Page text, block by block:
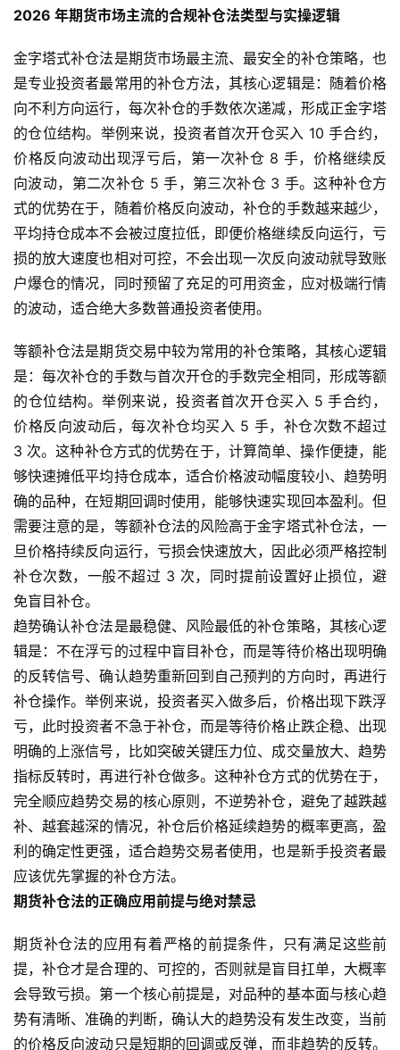
原
期
货
国
际
2026 年期货市场主流的合规补仓法类型与实操逻辑
金字塔式补仓法是期货市场最主流、最安全的补仓策略，也
是专业投资者最常用的补仓方法，其核心逻辑是：随着价格
向不利方向运行，每次补仓的手数依次递减，形成正金字塔
的仓位结构。举例来说，投资者首次开仓买入 10 手合约，
价格反向波动出现浮亏后，第一次补仓 8 手，价格继续反
向波动，第二次补仓 5 手，第三次补仓 3 手。这种补仓方
式的优势在于，随着价格反向波动，补仓的手数越来越少，
平均持仓成本不会被过度拉低，即便价格继续反向运行，亏
损的放大速度也相对可控，不会出现一次反向波动就导致账
户爆仓的情况，同时预留了充足的可用资金，应对极端行情
的波动，适合绝大多数普通投资者使用。
等额补仓法是期货交易中较为常用的补仓策略，其核心逻辑
是：每次补仓的手数与首次开仓的手数完全相同，形成等额
的仓位结构。举例来说，投资者首次开仓买入 5 手合约，
价格反向波动后，每次补仓均买入 5 手，补仓次数不超过
3 次。这种补仓方式的优势在于，计算简单、操作便捷，能
够快速摊低平均持仓成本，适合价格波动幅度较小、趋势明
确的品种，在短期回调时使用，能够快速实现回本盈利。但
需要注意的是，等额补仓法的风险高于金字塔式补仓法，一
旦价格持续反向运行，亏损会快速放大，因此必须严格控制
补仓次数，一般不超过 3 次，同时提前设置好止损位，避
免盲目补仓。
趋势确认补仓法是最稳健、风险最低的补仓策略，其核心逻
辑是：不在浮亏的过程中盲目补仓，而是等待价格出现明确
的反转信号、确认趋势重新回到自己预判的方向时，再进行
补仓操作。举例来说，投资者买入做多后，价格出现下跌浮
亏，此时投资者不急于补仓，而是等待价格止跌企稳、出现
明确的上涨信号，比如突破关键压力位、成交量放大、趋势
指标反转时，再进行补仓做多。这种补仓方式的优势在于，
完全顺应趋势交易的核心原则，不逆势补仓，避免了越跌越
补、越套越深的情况，补仓后价格延续趋势的概率更高，盈
利的确定性更强，适合趋势交易者使用，也是新手投资者最
应该优先掌握的补仓方法。
期货补仓法的正确应用前提与绝对禁忌
期货补仓法的应用有着严格的前提条件，只有满足这些前
提，补仓才是合理的、可控的，否则就是盲目扛单，大概率
会导致亏损。第一个核心前提是，对品种的基本面与核心趋
势有清晰、准确的判断，确认大的趋势没有发生改变，当前
的价格反向波动只是短期的回调或反弹，而非趋势的反转。